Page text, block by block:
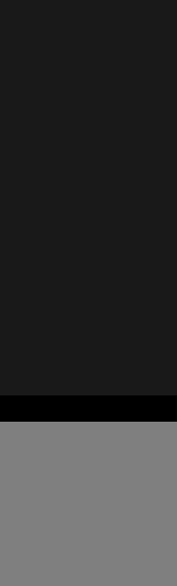
ventana)
ventana)